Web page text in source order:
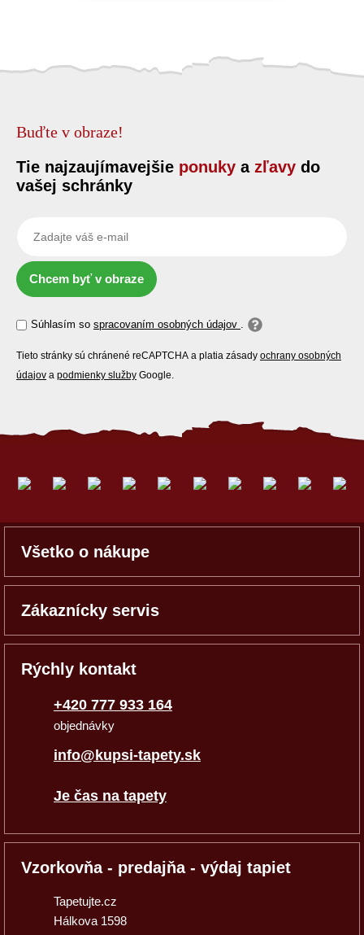
Buďte v obraze!
Tie najzaujímavejšie ponuky a zľavy do
vašej schránky
Chcem byť v obraze
Súhlasím so spracovaním osobných údajov .
Tieto stránky sú chránené reCAPTCHA a platia zásady ochrany osobných
údajov a podmienky služby Google.
Všetko o nákupe
Zákaznícky servis
Rýchly kontakt
+420 777 933 164
objednávky
info@kupsi-tapety.sk
Je čas na tapety
Vzorkovňa - predajňa - výdaj tapiet
Tapetujte.cz
Hálkova 1598